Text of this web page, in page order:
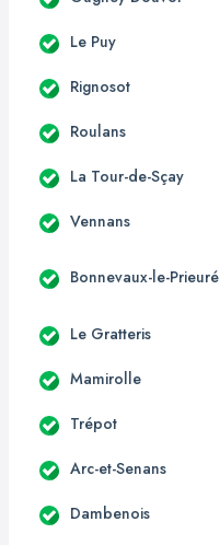
Le Puy
Rignosot
Roulans
La Tour-de-Sçay
Vennans
Bonnevaux-le-Prieuré
Le Gratteris
Mamirolle
Trépot
Arc-et-Senans
Dambenois